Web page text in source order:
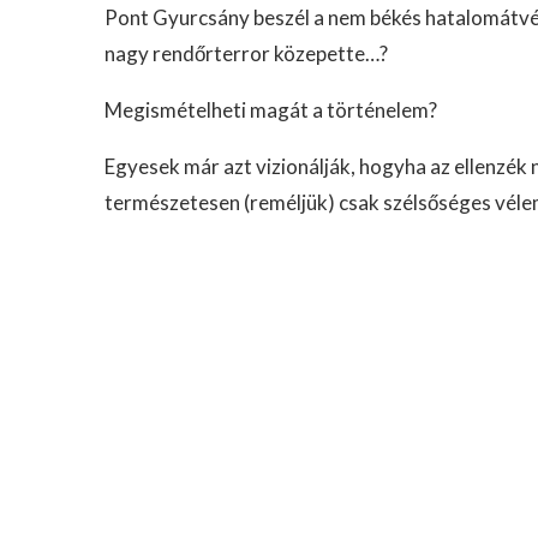
Pont Gyurcsány beszél a nem békés
nagy rendőrterror közepette…?
Megismételheti magát a történelem?
Egyesek már azt vizionálják, hogyha az
természetesen (reméljük) csak szélsőséges